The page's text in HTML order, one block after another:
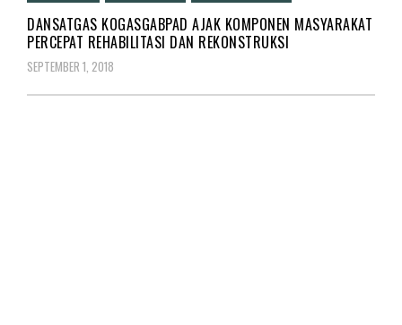
DANSATGAS KOGASGABPAD AJAK KOMPONEN MASYARAKAT
PERCEPAT REHABILITASI DAN REKONSTRUKSI
SEPTEMBER 1, 2018